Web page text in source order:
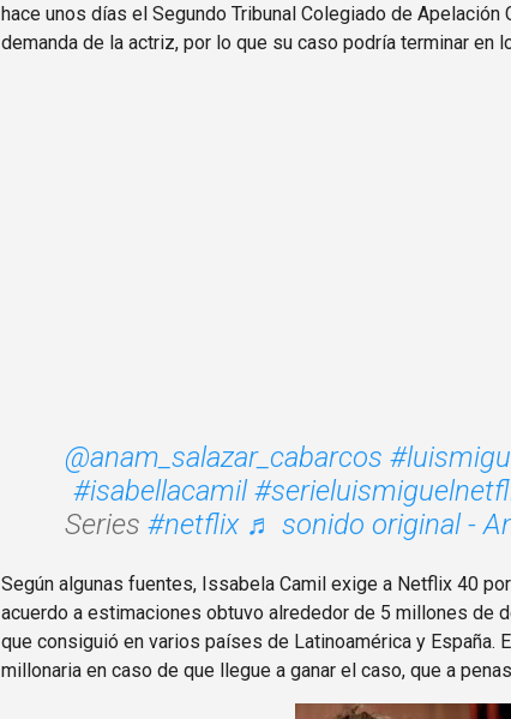
hace unos días el Segundo Tribunal Colegiado de
demanda de la actriz, por lo que su caso podría terminar en
@anam_salazar_cabarcos
#isabellacamil
Series #netflix ♬ sonido original -
Según algunas fuentes, Issabela Camil exige a Netflix 40
acuerdo a estimaciones obtuvo alrededor de 5 millones de
que consiguió en varios países de Latinoamérica y España.
millonaria en caso de que llegue a ganar el caso, que a